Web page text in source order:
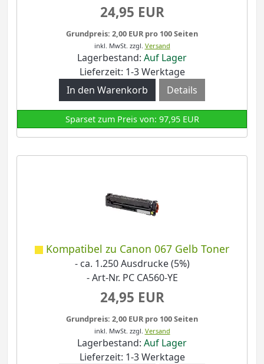
24,95 EUR
Grundpreis: 2,00 EUR pro 100 Seiten
inkl. MwSt. zzgl. Versand
Lagerbestand: Auf Lager
Lieferzeit: 1-3 Werktage
Details
Sparset zum Preis von: 97,95 EUR
Kompatibel zu Canon 067 Gelb Toner
- ca. 1.250 Ausdrucke (5%)
- Art-Nr. PC CA560-YE
24,95 EUR
Grundpreis: 2,00 EUR pro 100 Seiten
inkl. MwSt. zzgl. Versand
Lagerbestand: Auf Lager
Lieferzeit: 1-3 Werktage